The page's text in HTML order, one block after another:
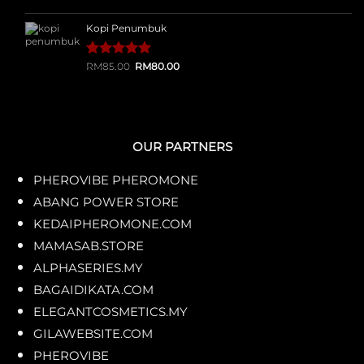
Kopi Penumbuk
Rated5.00
1
RM85.00 Original
RM80.00Current
OUR PARTNERS
PHEROVIBE PHEROMONE
ABANG POWER STORE
KEDAIPHEROMONE.COM
MAMASAB.STORE
ALPHASERIES.MY
BAGAIDIKATA.COM
ELEGANTCOSMETICS.MY
GILAWEBSITE.COM
PHEROVIBE